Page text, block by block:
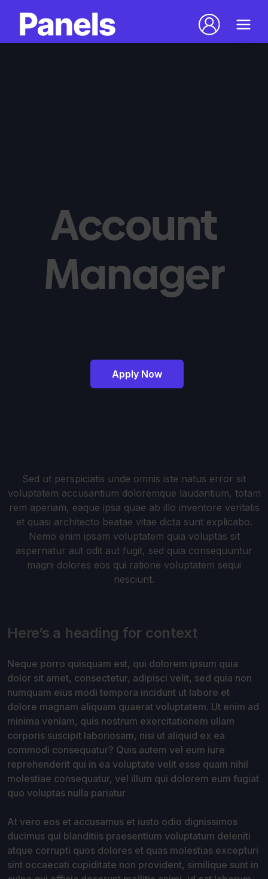
Account
Manager
Apply Now
Sed ut perspiciatis unde omnis iste natus error sit
voluptatem accusantium doloremque laudantium, totam
rem aperiam, eaque ipsa quae ab illo inventore veritatis
et quasi architecto beatae vitae dicta sunt explicabo.
Nemo enim ipsam voluptatem quia voluptas sit
aspernatur aut odit aut fugit, sed quia consequuntur
magni dolores eos qui ratione voluptatem sequi
nesciunt.
Here’s a heading for context
Neque porro quisquam est, qui dolorem ipsum quia
dolor sit amet, consectetur, adipisci velit, sed quia non
numquam eius modi tempora incidunt ut labore et
dolore magnam aliquam quaerat voluptatem. Ut enim ad
minima veniam, quis nostrum exercitationem ullam
corporis suscipit laboriosam, nisi ut aliquid ex ea
commodi consequatur? Quis autem vel eum iure
reprehenderit qui in ea voluptate velit esse quam nihil
molestiae consequatur, vel illum qui dolorem eum fugiat
quo voluptas nulla pariatur
At vero eos et accusamus et iusto odio dignissimos
ducimus qui blanditiis praesentium voluptatum deleniti
atque corrupti quos dolores et quas molestias excepturi
sint occaecati cupiditate non provident, similique sunt in